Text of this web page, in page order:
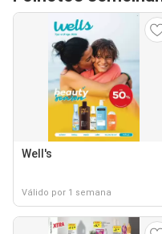
Well's
Válido por 1 semana